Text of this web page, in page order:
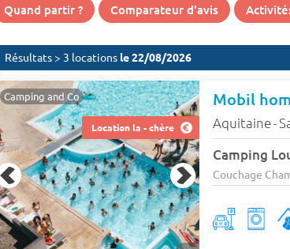
Quand partir ? Comparateur d'avis
Résultats > 3 locations le 22/08/2026
Location la - chère
Camping and Co Mobil
Aquitaine-
Camping
Couchage